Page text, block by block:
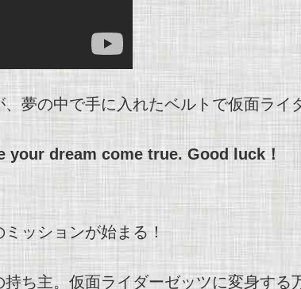
夢の中で手に入れたベルトで仮面ライ
your dream come true. Good luck！
ッションが始まる！
ち主。仮面ライダーゼッツに変身する